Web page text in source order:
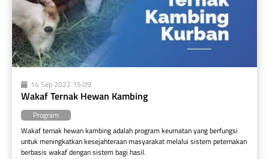
14 Sep 2022 15:09
Wakaf Ternak Hewan Kambing
Program
Wakaf ternak hewan kambing adalah program keumatan yang berfungsi
untuk meningkatkan kesejahteraan masyarakat melalui sistem peternakan
berbasis wakaf dengan sistem bagi hasil.